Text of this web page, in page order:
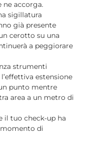
ne accorga.
sigillatura
già presente
cerotto su una
a peggiorare
strumenti
estensione
punto mentre
area a un metro di
il tuo check-up ha
di